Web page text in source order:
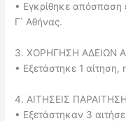
• Εγκρίθηκε απόσπαση
Γ΄ Αθήνας.
3. ΧΟΡΗΓΗΣΗ ΑΔΕΙΩΝ
• Εξετάστηκε 1 αίτηση,
4. ΑΙΤΗΣΕΙΣ
• Εξετάστηκαν 3